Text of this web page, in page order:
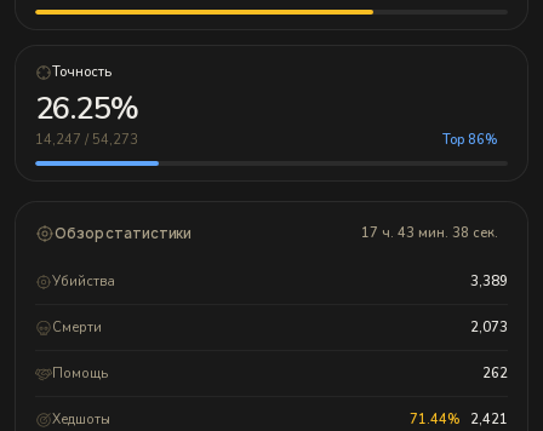
Точность
26.25%
14,247 / 54,273 Top 86%
Обзор статистики 17 ч. 43 мин. 38 сек.
Убийства 3,389
Смерти 2,073
Помощь 262
Хедшоты 71.44% 2,421